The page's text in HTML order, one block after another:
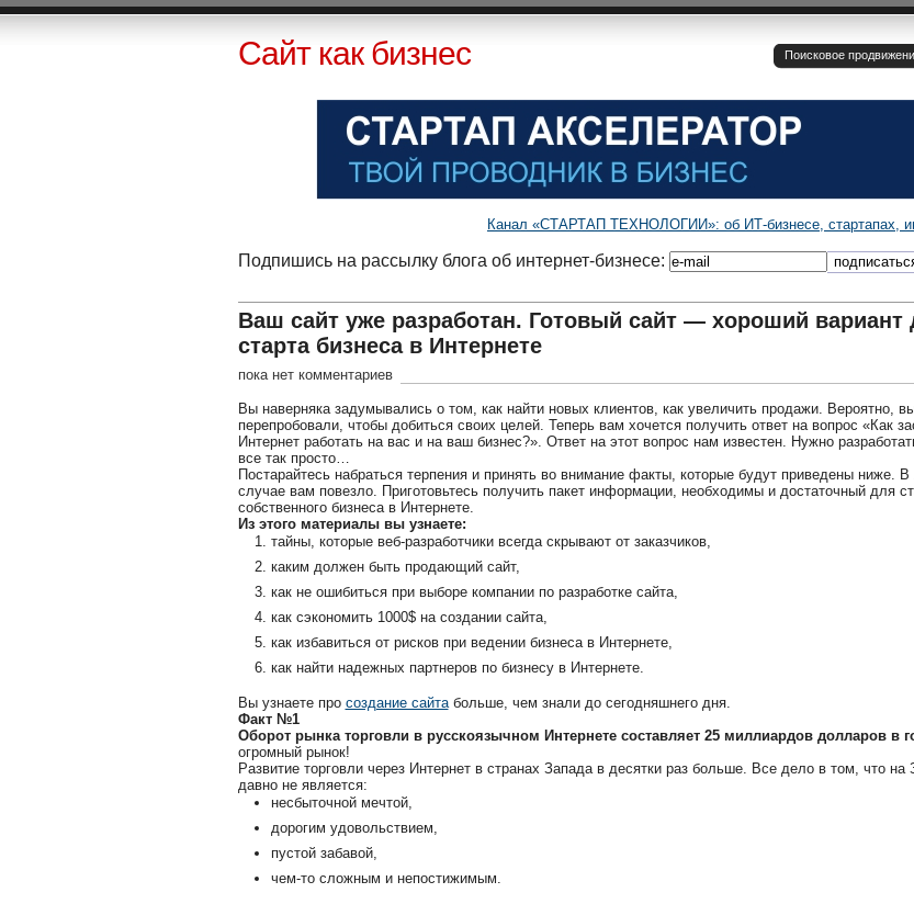
Сайт как бизнес Поисковое
Канал «СТАРТАП ТЕХНОЛОГИИ»: об ИТ-бизнесе, стартапах,
Подпишись на рассылку блога об интернет-бизнесе:
Ваш сайт уже разработан. Готовый сайт — хороший вариант
старта бизнеса в Интернете
пока нет комментариев
Вы наверняка задумывались о том, как найти новых клиентов, как увеличить продажи. Вероятно,
перепробовали, чтобы добиться своих целей. Теперь вам хочется получить ответ на вопрос «Как
Интернет работать на вас и на ваш бизнес?». Ответ на этот вопрос нам известен. Нужно
все так просто…
Постарайтесь набраться терпения и принять во внимание факты, которые будут приведены ниже.
случае вам повезло. Приготовьтесь получить пакет информации, необходимы и достаточный для
собственного бизнеса в Интернете.
Из этого материалы вы узнаете:
тайны, которые веб-разработчики всегда скрывают от заказчиков,
каким должен быть продающий сайт,
как не ошибиться при выборе компании по разработке сайта,
как сэкономить 1000$ на создании сайта,
как избавиться от рисков при ведении бизнеса в Интернете,
как найти надежных партнеров по бизнесу в Интернете.
Вы узнаете про создание сайтабольше, чем знали до сегодняшнего дня.
Факт №1
Оборот рынка торговли в русскоязычном Интернете составляет 25 миллиардов долларов в
огромный рынок!
Развитие торговли через Интернет в странах Запада в десятки раз больше. Все дело в том, что на
давно не является:
несбыточной мечтой,
дорогим удовольствием,
пустой забавой,
чем-то сложным и непостижимым.